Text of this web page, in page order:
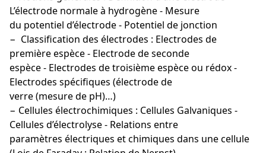
L’électrode normale à hydrogène - Mesure
du potentiel d’électrode - Potentiel de jonction
− Classification des électrodes : Electrodes de
première espèce - Electrode de seconde
espèce - Electrodes de troisième espèce ou rédox -
Electrodes spécifiques (électrode de
verre (mesure de pH)…)
− Cellules électrochimiques : Cellules Galvaniques -
Cellules d’électrolyse - Relations entre
paramètres électriques et chimiques dans une cellule